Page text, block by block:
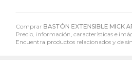
Comprar BASTÓN EXTENSIBLE MICK
Precio, información, características e
Encuentra productos relacionados y de